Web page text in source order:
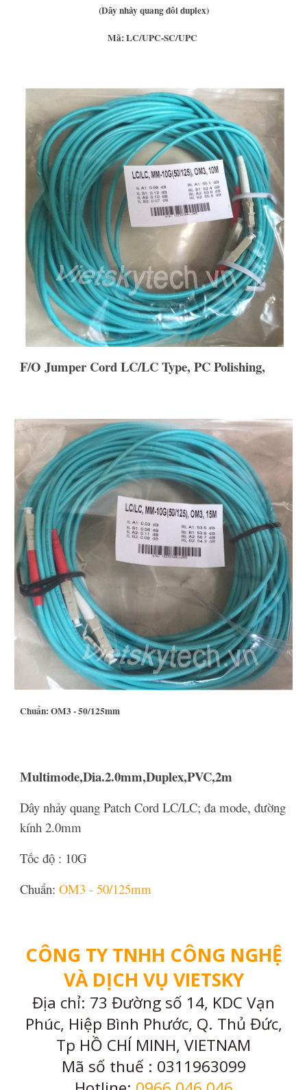
(Dây nhảy quang đôi duplex)
Mã: LC/UPC-SC/UPC
F/O Jumper Cord LC/LC Type, PC Polishing,
Chuẩn: OM3 - 50/125mm
Multimode,Dia.2.0mm,Duplex,PVC,2m
Dây nhảy quang Patch Cord LC/LC; đa mode, đường
kính 2.0mm
Tốc độ : 10G
Chuẩn: OM3 - 50/125mm
CÔNG TY TNHH CÔNG NGHỆ
VÀ DỊCH VỤ VIETSKY
Địa chỉ: 73 Đường số 14, KDC Vạn
Phúc, Hiệp Bình Phước, Q. Thủ Đức,
Tp HỒ CHÍ MINH, VIETNAM
Mã số thuế : 0311963099